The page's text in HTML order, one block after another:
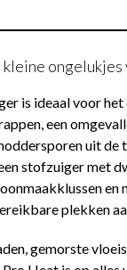
ongelukjes
is ideaal voor
een
uit de
stofzuiger met
plekken
gemorste